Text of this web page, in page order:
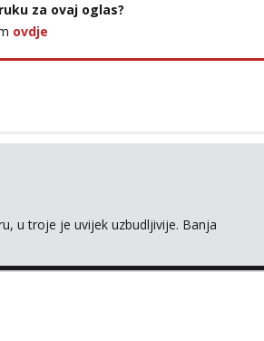
za ovaj oglas?
ovdje
u troje je uvijek uzbudljivije. Banja